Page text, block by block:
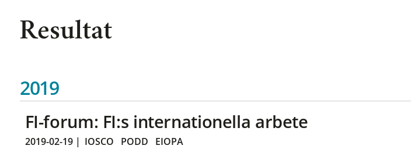
Resultat
2019
FI-forum: FI:s internationella arbete
2019-02-19| IOSCO PODD EIOPA